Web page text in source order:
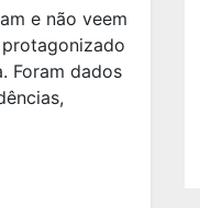
e não veem
Foram dados